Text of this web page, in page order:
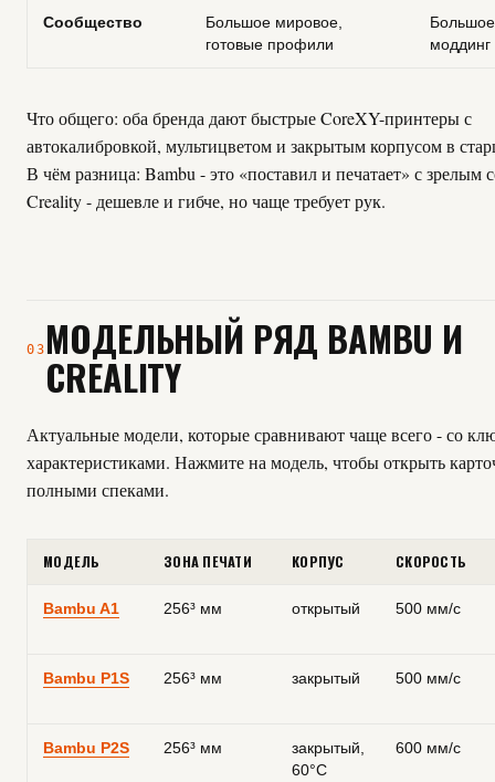
Сообщество
Большое мировое,
готовые профили
моддинг
Что общего: оба бренда дают быстрые CoreXY-принтеры с
автокалибровкой, мультицветом и закрытым корпусом в
В чём разница: Bambu - это «поставил и печатает» с зрелым
Creality - дешевле и гибче, но чаще требует рук.
03 МОДЕЛЬНЫЙ РЯД BAMBU И
CREALITY
Актуальные модели, которые сравнивают чаще всего - со
характеристиками. Нажмите на модель, чтобы открыть
полными спеками.
МОДЕЛЬ ЗОНА ПЕЧАТИ КОРПУС СКОРОСТЬ
Bambu A1 256³ мм открытый 500 мм/с
Bambu P1S 256³ мм закрытый 500 мм/с
Bambu P2S 256³ мм
закрытый,
60°C
600 мм/с